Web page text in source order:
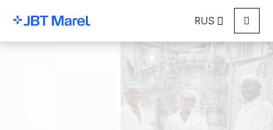
RUS Menu